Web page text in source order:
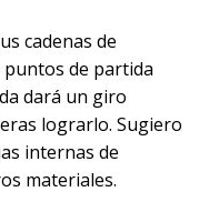
cadenas de
de partida
dará un giro
lograrlo. Sugiero
internas de
materiales.